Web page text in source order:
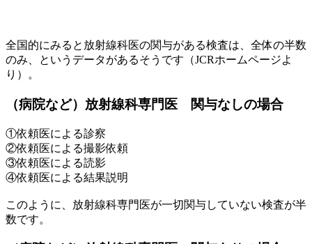
全国的にみると放射線科医の関与がある検査は、全体の半数
のみ、というデータがあるそうです（JCRホームページよ
り）。
（病院など）放射線科専門医 関与なしの場合
①依頼医による診察
②依頼医による撮影依頼
③依頼医による読影
④依頼医による結果説明
このように、放射線科専門医が一切関与していない検査が半
数です。